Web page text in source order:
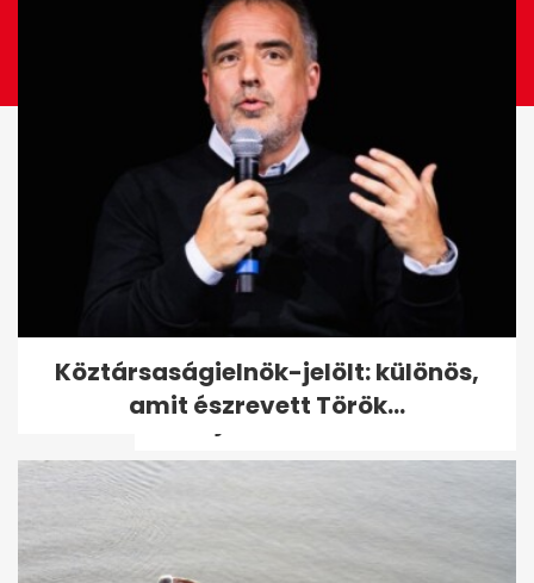
Az extrém hideg miatt már
figyelmeztetést adott ki az
OMSZ: jön a...
Köztársaságielnök-jelölt: különös,
amit észrevett Török...